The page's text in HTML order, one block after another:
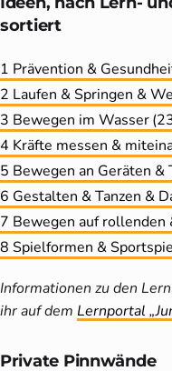
sortiert
1 Prävention &
2 Laufen & Springen &
3 Bewegen im Wasser
4 Kräfte messen &
5 Bewegen an Geräten &
6 Gestalten & Tanzen &
7 Bewegen auf rollenden
8 Spielformen &
Informationen zu den
ihr auf dem Lernportal
Private Pinnwände